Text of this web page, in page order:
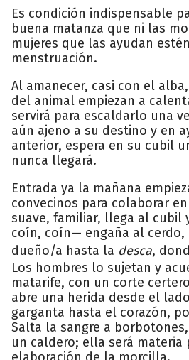
Es condición indispensable
buena matanza que ni las
mujeres que las ayudan
menstruación.
Al amanecer, casi con el
del animal empiezan a
servirá para escaldarlo una
aún ajeno a su destino y en
anterior, espera en su cubil
nunca llegará.
Entrada ya la mañana
convecinos para colaborar
suave, familiar, llega al cubil
coín, coín— engaña al cerdo,
dueño/a hasta la desca,
Los hombres lo sujetan y
matarife, con un corte
abre una herida desde el
garganta hasta el corazón,
Salta la sangre a
un caldero; ella será materia
elaboración de la morcilla.